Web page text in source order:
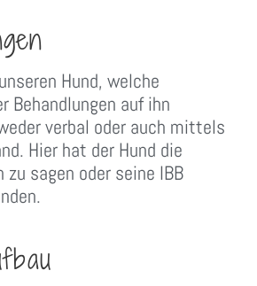
Hund, welche
Behandlungen auf ihn
verbal oder auch mittels
Hier hat der Hund die
sagen oder seine IBB